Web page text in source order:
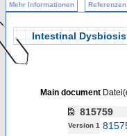
Mehr Informationen Referenzen
Intestinal
Main document
815759
Version 1